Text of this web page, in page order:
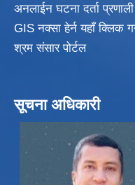
अनलाईन घटना दर्ता प्रणाली
GIS नक्सा हेर्न यहाँ क्लिक
श्रम संसार पोर्टल
सूचना अधिकारी